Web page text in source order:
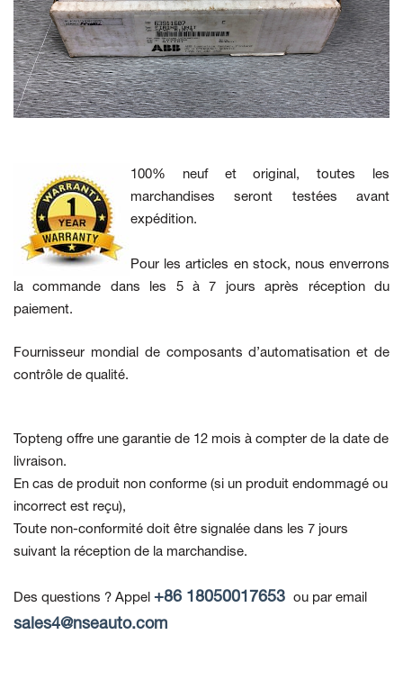
100% neuf et original, toutes les
marchandises seront testées avant
expédition.
Pour les articles en stock, nous enverrons
la commande dans les 5 à 7 jours après réception du
paiement.
Fournisseur mondial de composants d’automatisation et de
contrôle de qualité.
Topteng offre une garantie de 12 mois à compter de la date de
livraison.
En cas de produit non conforme (si un produit endommagé ou
incorrect est reçu),
Toute non-conformité doit être signalée dans les 7 jours
suivant la réception de la marchandise.
Des questions ? Appel +86 18050017653 ou par email
sales4@nseauto.com